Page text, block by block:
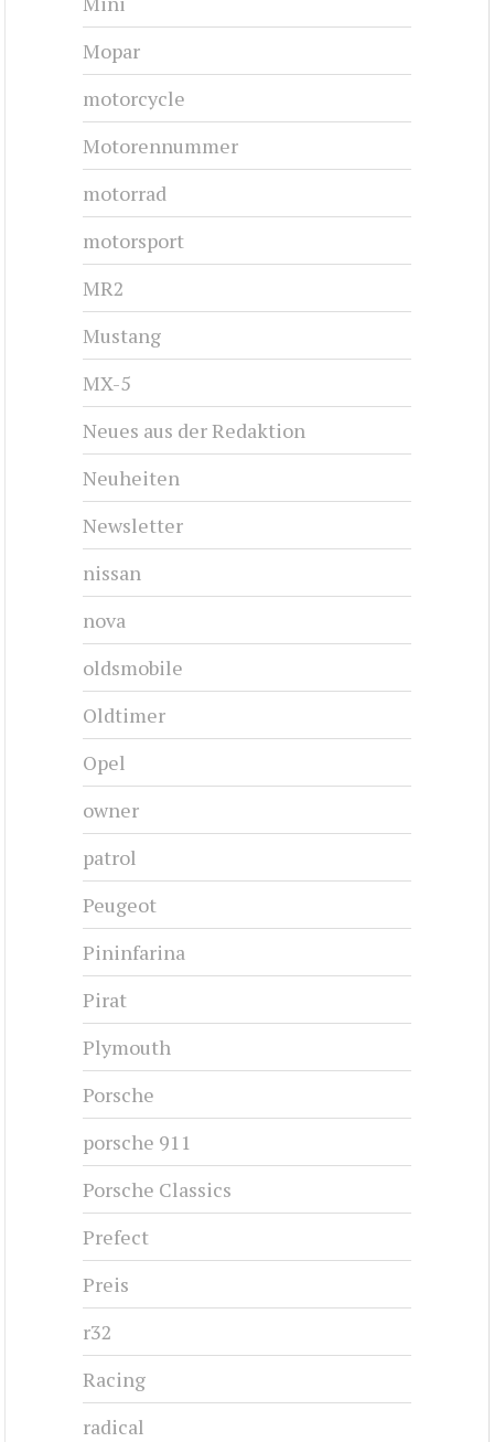
Mopar
motorcycle
Motorennummer
motorrad
motorsport
MR2
Mustang
MX-5
Neues aus der Redaktion
Neuheiten
Newsletter
nissan
nova
oldsmobile
Oldtimer
Opel
owner
patrol
Peugeot
Pininfarina
Pirat
Plymouth
Porsche
porsche 911
Porsche Classics
Prefect
Preis
r32
Racing
radical